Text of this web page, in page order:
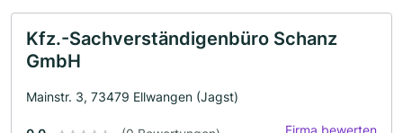
Kfz.-Sachverständigenbüro Schanz
GmbH
Mainstr. 3, 73479 Ellwangen (Jagst)
Firma bewerten